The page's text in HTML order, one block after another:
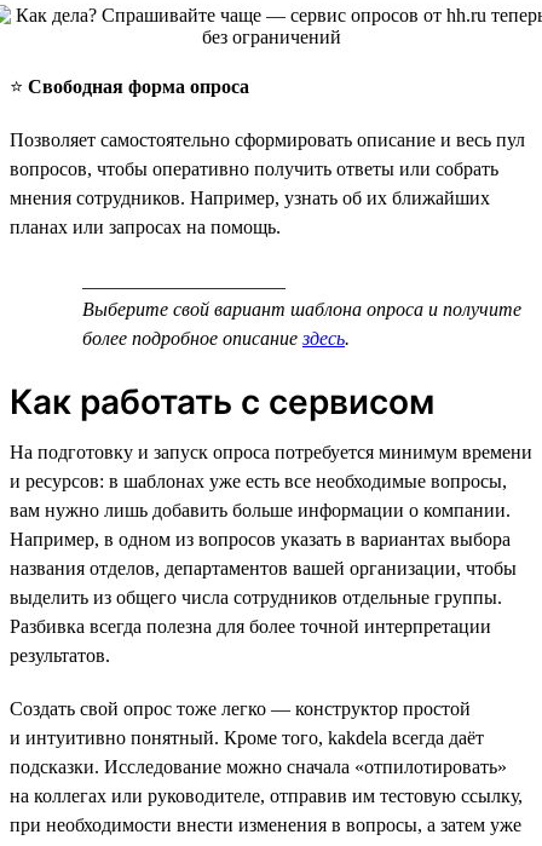
⭐️ Свободная форма опроса
Позволяет самостоятельно сформировать описание и весь пул
вопросов, чтобы оперативно получить ответы или собрать
мнения сотрудников. Например, узнать об их ближайших
планах или запросах на помощь.
Выберите свой вариант шаблона опроса и получите
более подробное описаниездесь.
Как работать с сервисом
На подготовку и запуск опроса потребуется минимум времени
и ресурсов: в шаблонах уже есть все необходимые вопросы,
вам нужно лишь добавить больше информации о компании.
Например, в одном из вопросов указать в вариантах выбора
названия отделов, департаментов вашей организации, чтобы
выделить из общего числа сотрудников отдельные группы.
Разбивка всегда полезна для более точной интерпретации
результатов.
Создать свой опрос тоже легко — конструктор простой
и интуитивно понятный. Кроме того, kakdela всегда даёт
подсказки. Исследование можно сначала «отпилотировать»
на коллегах или руководителе, отправив им тестовую ссылку,
при необходимости внести изменения в вопросы, а затем уже